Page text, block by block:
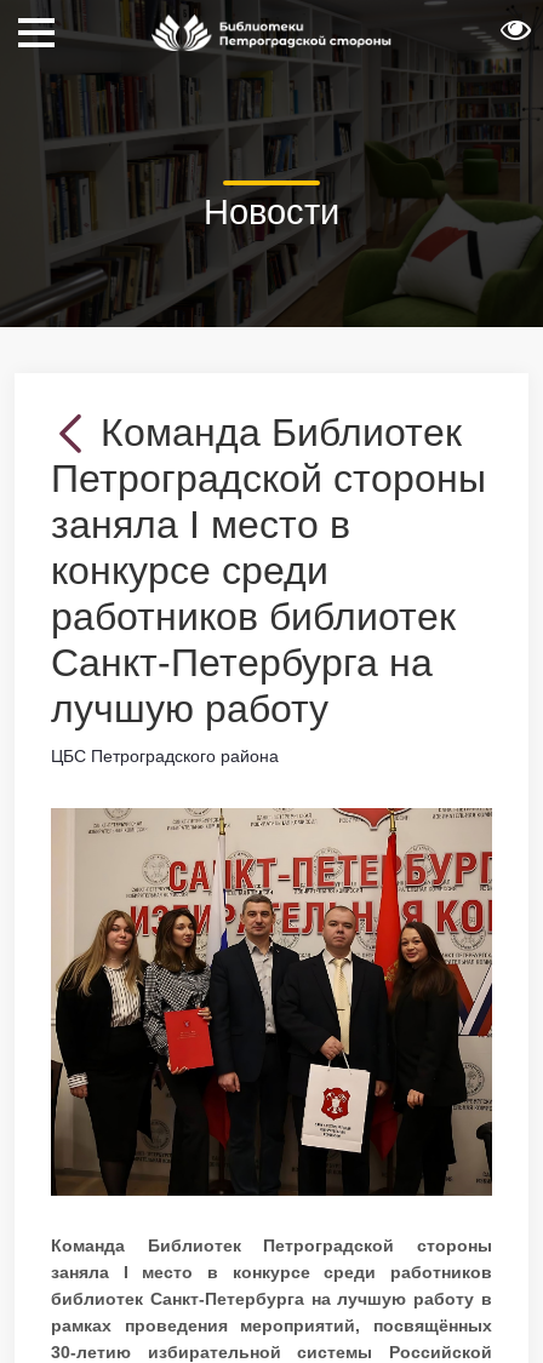
Новости
Команда Библиотек
Петроградской стороны
заняла I место в
конкурсе среди
работников библиотек
Санкт-Петербурга на
лучшую работу
ЦБС Петроградского района
Команда Библиотек Петроградской стороны
заняла I место в конкурсе среди работников
библиотек Санкт-Петербурга на лучшую работу в
рамках проведения мероприятий, посвящённых
30-летию избирательной системы Российской